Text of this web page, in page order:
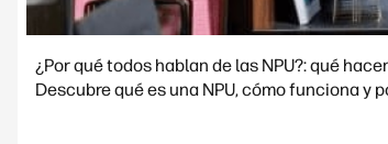
¿Por qué todos hablan de las NPU?: qué
Descubre qué es una NPU, cómo funciona y